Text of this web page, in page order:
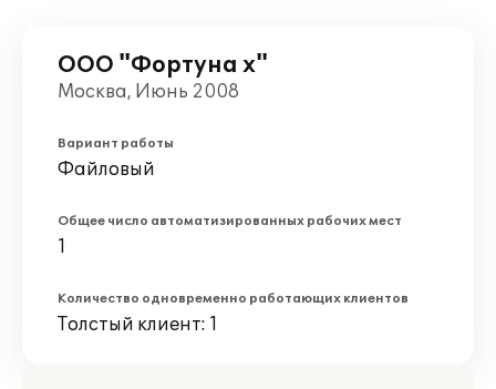
ООО "Фортуна х"
Москва, Июнь 2008
Вариант работы
Файловый
Общее число автоматизированных рабочих мест
1
Количество одновременно работающих клиентов
Толстый клиент: 1